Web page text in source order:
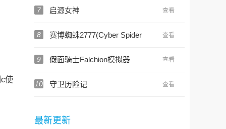
使
7 启源女神 查看
8
赛博蜘蛛2777(Cyber Spider
查看
9
假面骑士Falchion模拟器
查看
10 守卫历险记 查看
最新更新